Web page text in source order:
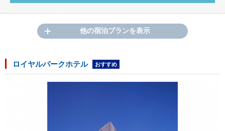
他の宿泊プランを表示
ロイヤルパークホテル おすすめ